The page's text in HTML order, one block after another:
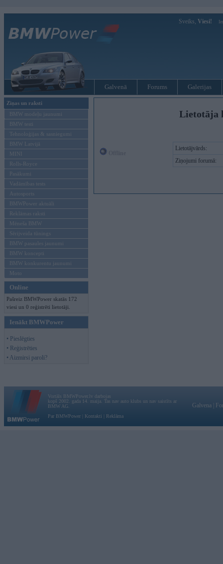
Sveiks, Viesi!
Galvenā Forums Galerijas
Ziņas un raksti
BMW modeļu jaunumi
BMW testi
Tehnoloģijas & sasniegumi
BMW Latvijā
MINI
Rolls-Royce
Pasākumi
Vadāmības tests
Autosports
BMWPower aktuāli
Reklāmas raksti
Mēneša BMW
Sērijveida tūnings
BMW pasaules jaunumi
BMW koncepti
BMW konkurentu jaunumi
Moto
Online
Pašreiz BMWPower skatās 172
viesi un 0 reģistrēti lietotāji.
Ienākt BMWPower
• Pieslēgties
• Reģistrēties
• Aizmirsi paroli?
Lietotāja
Lietotājvārds:
Ziņojumi forumā:
Vortāls BMWPower.lv darbojas
kopš 2002. gada 14. maija. Tas nav auto klubs un nav saistīts ar
BMW AG.
Par BMWPower
Kontakti Reklāma
Galvena